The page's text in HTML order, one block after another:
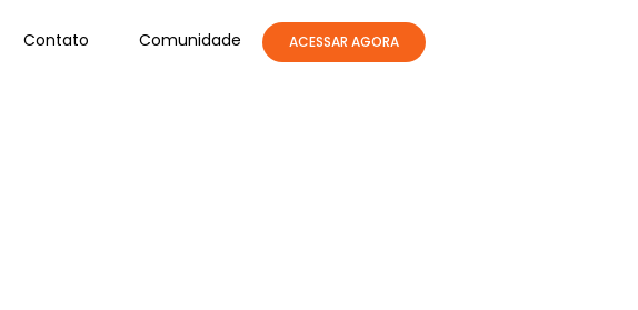
Contato Comunidade ACESSAR AGORA